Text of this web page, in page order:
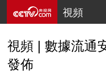
視頻
視頻 | 數據流通
發佈